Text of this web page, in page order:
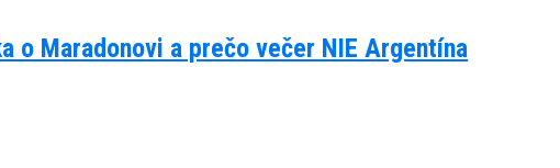
o Maradonovi a prečo večer NIE Argentína